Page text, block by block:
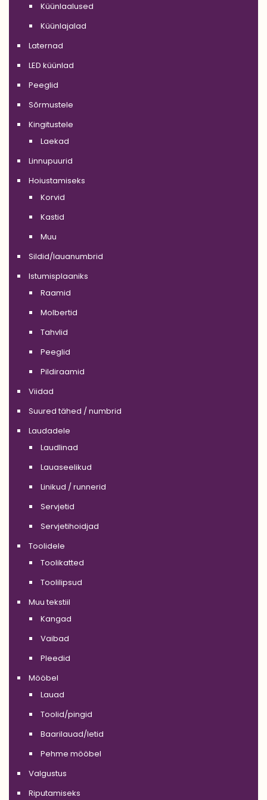
Küünlaalused
Küünlajalad
Laternad
LED küünlad
Peeglid
Sõrmustele
Kingitustele
Laekad
Linnupuurid
Hoiustamiseks
Korvid
Kastid
Muu
Sildid/lauanumbrid
Istumisplaaniks
Raamid
Molbertid
Tahvlid
Peeglid
Pildiraamid
Viidad
Suured tähed / numbrid
Laudadele
Laudlinad
Lauaseelikud
Linikud / runnerid
Servjetid
Servjetihoidjad
Toolidele
Toolikatted
Toolilipsud
Muu tekstiil
Kangad
Vaibad
Pleedid
Mööbel
Lauad
Toolid/pingid
Baarilauad/letid
Pehme mööbel
Valgustus
Riputamiseks